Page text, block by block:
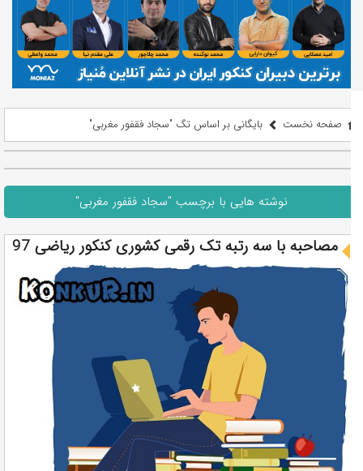
صفحه نخست بایگانی بر اساس تگ "سجاد فقفور مغربی"
نوشته هایی با برچسب "سجاد فقفور مغربی"
مصاحبه با سه رتبه تک رقمی کشوری کنکور ریاضی 97